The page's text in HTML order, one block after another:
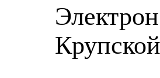
Крупской